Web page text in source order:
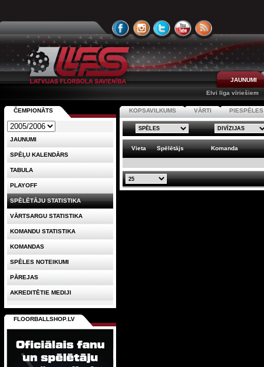
JAUNUMI
Elvi līga vīriešiem
KOPSAVILKUMS VĀRTI PIESPĒLES
Vieta Spēlētājs Komanda
ČEMPIONĀTS
JAUNUMI
SPĒĻU KALENDĀRS
TABULA
PLAYOFF
SPĒLĒTĀJU STATISTIKA
VĀRTSARGU STATISTIKA
KOMANDU STATISTIKA
KOMANDAS
SPĒLES NOTEIKUMI
PĀREJAS
AKREDITĒTIE MEDIJI
FLOORBALLSHOP.LV